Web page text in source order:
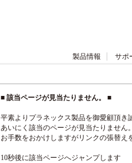
製品情報 サポ
■ 該当ページが見当たりません。 ■
平素よりプラネックス製品を御愛顧頂き
あいにく該当のページが見当たりません
お手数をおかけしますがリンクの張替え
10秒後に該当ページへジャンプします